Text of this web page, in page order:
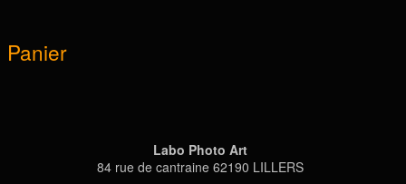
Panier
Labo Photo Art
84 rue de cantraine 62190 LILLERS